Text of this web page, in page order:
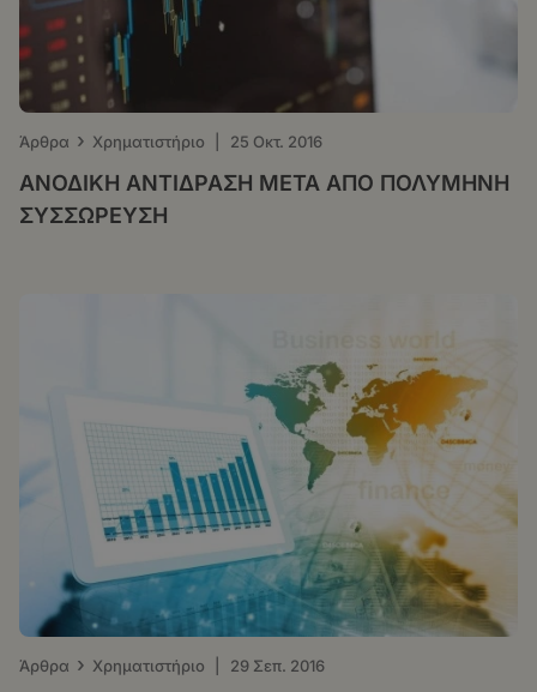
Άρθρα › Χρηματιστήριο 25 Οκτ. 2016
ΑΝΟΔΙΚΗ ΑΝΤΙΔΡΑΣΗ ΜΕΤΑ ΑΠΟ ΠΟΛΥΜΗΝΗ
ΣΥΣΣΩΡΕΥΣΗ
Άρθρα › Χρηματιστήριο 29 Σεπ. 2016